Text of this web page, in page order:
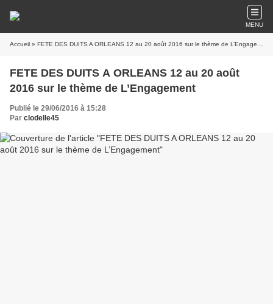
MENU
Accueil » FETE DES DUITS A ORLEANS 12 au 20 août 2016 sur le thème de L’Engagement
FETE DES DUITS A ORLEANS 12 au 20 août
2016 sur le thème de L’Engagement
Publié le 29/06/2016 à 15:28
Par clodelle45